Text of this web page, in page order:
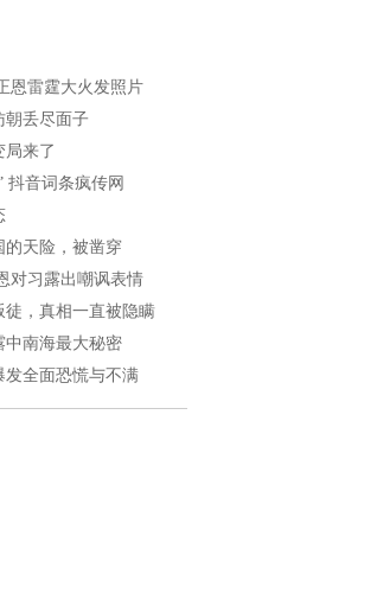
恩雷霆大火发照片
朝丢尽面子
局来了
抖音词条疯传网
的天险，被凿穿
对习露出嘲讽表情
，真相一直被隐瞒
中南海最大秘密
发全面恐慌与不满